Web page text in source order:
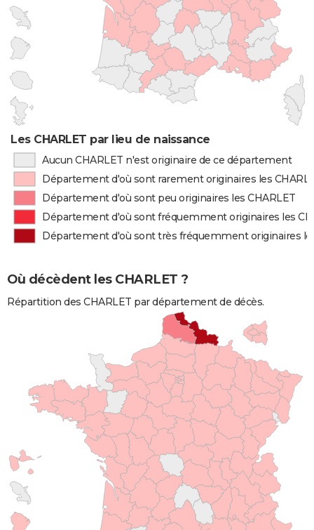
Les CHARLET par lieu de naissance
Aucun CHARLET n'est originaire de ce département
Département d'où sont rarement originaires les
Département d'où sont peu originaires les CHARLET
Département d'où sont fréquemment originaires les
Département d'où sont très fréquemment originaires
Où décèdent les CHARLET ?
Répartition des CHARLET par département de décès.